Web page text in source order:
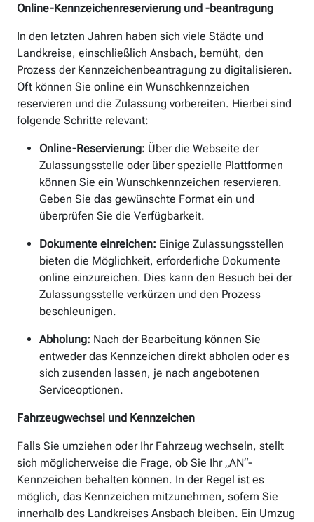
Online-Kennzeichenreservierung und -beantragung
In den letzten Jahren haben sich viele Städte und
Landkreise, einschließlich Ansbach, bemüht, den
Prozess der Kennzeichenbeantragung zu digitalisieren.
Oft können Sie online ein Wunschkennzeichen
reservieren und die Zulassung vorbereiten. Hierbei sind
folgende Schritte relevant:
Online-Reservierung: Über die Webseite der
Zulassungsstelle oder über spezielle Plattformen
können Sie ein Wunschkennzeichen reservieren.
Geben Sie das gewünschte Format ein und
überprüfen Sie die Verfügbarkeit.
Dokumente einreichen: Einige Zulassungsstellen
bieten die Möglichkeit, erforderliche Dokumente
online einzureichen. Dies kann den Besuch bei der
Zulassungsstelle verkürzen und den Prozess
beschleunigen.
Abholung: Nach der Bearbeitung können Sie
entweder das Kennzeichen direkt abholen oder es
sich zusenden lassen, je nach angebotenen
Serviceoptionen.
Fahrzeugwechsel und Kennzeichen
Falls Sie umziehen oder Ihr Fahrzeug wechseln, stellt
sich möglicherweise die Frage, ob Sie Ihr „AN“-
Kennzeichen behalten können. In der Regel ist es
möglich, das Kennzeichen mitzunehmen, sofern Sie
innerhalb des Landkreises Ansbach bleiben. Ein Umzug